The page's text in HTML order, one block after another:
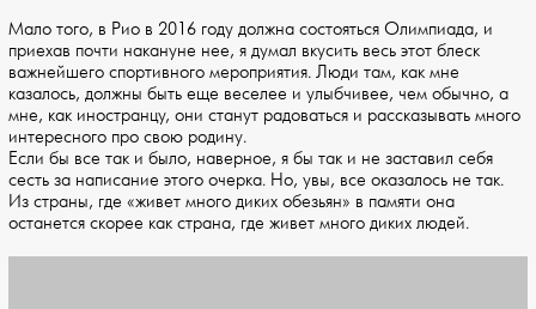
Мало того, в Рио в 2016 году должна состояться Олимпиада, и
приехав почти накануне нее, я думал вкусить весь этот блеск
важнейшего спортивного мероприятия. Люди там, как мне
казалось, должны быть еще веселее и улыбчивее, чем обычно, а
мне, как иностранцу, они станут радоваться и рассказывать много
интересного про свою родину.
Если бы все так и было, наверное, я бы так и не заставил себя
сесть за написание этого очерка. Но, увы, все оказалось не так.
Из страны, где «живет много диких обезьян» в памяти она
останется скорее как страна, где живет много диких людей.